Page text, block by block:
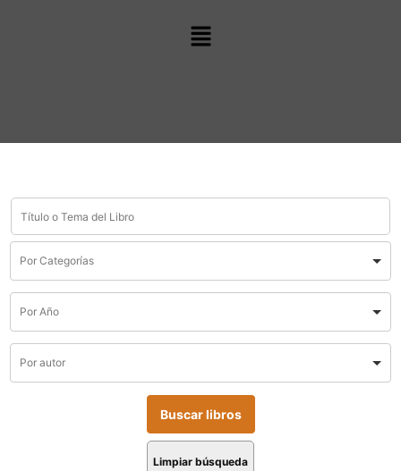
Limpiar búsqueda